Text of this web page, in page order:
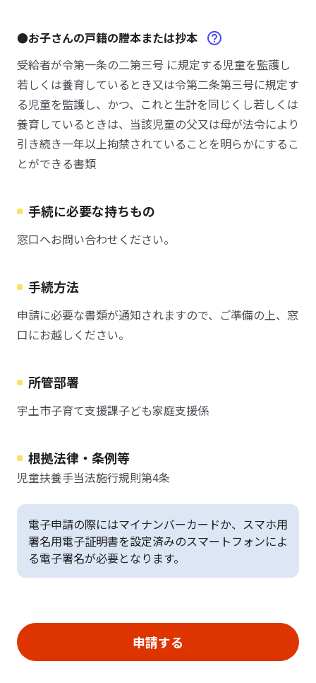
●お子さんの戸籍の謄本または抄本
受給者が令第一条の二第三号 に規定する児童を監護し
若しくは養育しているとき又は令第二条第三号に規定す
る児童を監護し、かつ、これと生計を同じくし若しくは
養育しているときは、当該児童の父又は母が法令により
引き続き一年以上拘禁されていることを明らかにするこ
とができる書類
手続に必要な持ちもの
窓口へお問い合わせください。
手続方法
申請に必要な書類が通知されますので、ご準備の上、窓
口にお越しください。
所管部署
宇土市子育て支援課子ども家庭支援係
根拠法律・条例等
児童扶養手当法施行規則第4条
電子申請の際にはマイナンバーカードか、スマホ用
署名用電子証明書を設定済みのスマートフォンによ
る電子署名が必要となります。